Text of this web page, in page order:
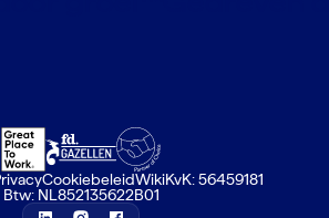
CookiebeleidWikiKvK: 56459181
Btw: NL852135622B01